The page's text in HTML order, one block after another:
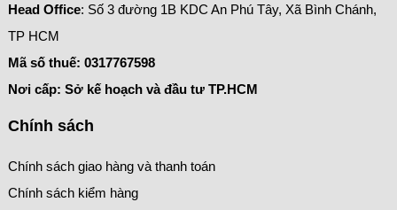
Head Office: Số 3 đường 1B KDC An Phú Tây, Xã Bình Chánh,
TP HCM
Mã số thuế: 0317767598
Nơi cấp: Sở kế hoạch và đầu tư TP.HCM
Chính sách
Chính sách giao hàng và thanh toán
Chính sách kiểm hàng